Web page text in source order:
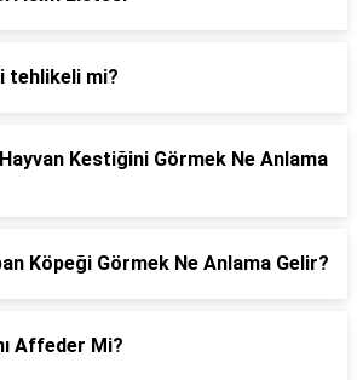
tehlikeli mi?
Kestiğini Görmek Ne Anlama
Köpeği Görmek Ne Anlama Gelir?
Affeder Mi?